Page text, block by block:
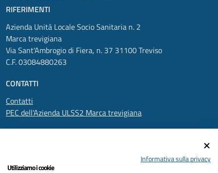
RIFERIMENTI
Azienda Unità Locale Socio Sanitaria n. 2
Marca trevigiana
Via Sant'Ambrogio di Fiera, n. 37 31100 Treviso
C.F. 03084880263
CONTATTI
Contatti
PEC dell'Azienda ULSS2 Marca trevigiana
Informativa sulla privacy
Utilizziamo i cookie